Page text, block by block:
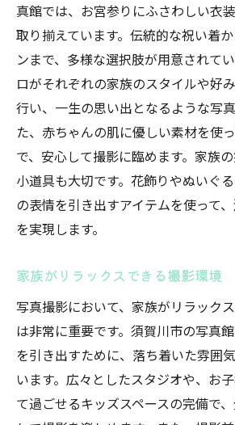
真館では、お宮参りにふさわしい衣
取り揃えています。伝統的な祝い着
ンまで、多様な選択肢が用意されて
ロがそれぞれの家族のスタイルや好
行い、一生の思い出となるような写
た、赤ちゃんの肌に優しい素材を使
で、安心して撮影に臨めます。家族
小道具も大切です。花飾りやぬいぐ
の表情を引き出すアイテムを使って
を実現します。
家族がリラックスできる撮影環境
写真撮影において、家族がリラック
は非常に重要です。須賀川市の写真
を引き出すために、落ち着いた雰囲
います。広々としたスタジオや、お
て過ごせるキッズスペースの完備で